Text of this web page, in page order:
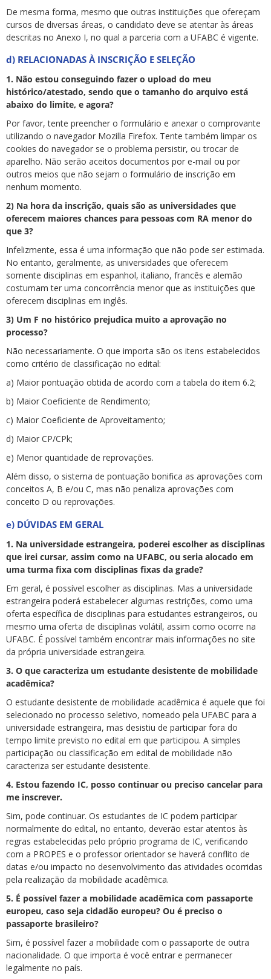
De mesma forma, mesmo que outras instituições que ofereçam
cursos de diversas áreas, o candidato deve se atentar às áreas
descritas no Anexo I, no qual a parceria com a UFABC é vigente.
d) RELACIONADAS À INSCRIÇÃO E SELEÇÃO
1. Não estou conseguindo fazer o upload do meu
histórico/atestado, sendo que o tamanho do arquivo está
abaixo do limite, e agora?
Por favor, tente preencher o formulário e anexar o comprovante
utilizando o navegador Mozilla Firefox. Tente também limpar os
cookies do navegador se o problema persistir, ou trocar de
aparelho. Não serão aceitos documentos por e-mail ou por
outros meios que não sejam o formulário de inscrição em
nenhum momento.
2) Na hora da inscrição, quais são as universidades que
oferecem maiores chances para pessoas com RA menor do
que 3?
Infelizmente, essa é uma informação que não pode ser estimada.
No entanto, geralmente, as universidades que oferecem
somente disciplinas em espanhol, italiano, francês e alemão
costumam ter uma concorrência menor que as instituições que
oferecem disciplinas em inglês.
3) Um F no histórico prejudica muito a aprovação no
processo?
Não necessariamente. O que importa são os itens estabelecidos
como critério de classificação no edital:
a) Maior pontuação obtida de acordo com a tabela do item 6.2;
b) Maior Coeficiente de Rendimento;
c) Maior Coeficiente de Aproveitamento;
d) Maior CP/CPk;
e) Menor quantidade de reprovações.
Além disso, o sistema de pontuação bonifica as aprovações com
conceitos A, B e/ou C, mas não penaliza aprovações com
conceito D ou reprovações.
e) DÚVIDAS EM GERAL
1. Na universidade estrangeira, poderei escolher as disciplinas
que irei cursar, assim como na UFABC, ou seria alocado em
uma turma fixa com disciplinas fixas da grade?
Em geral, é possível escolher as disciplinas. Mas a universidade
estrangeira poderá estabelecer algumas restrições, como uma
oferta específica de disciplinas para estudantes estrangeiros, ou
mesmo uma oferta de disciplinas volátil, assim como ocorre na
UFABC. É possível também encontrar mais informações no site
da própria universidade estrangeira.
3. O que caracteriza um estudante desistente de mobilidade
acadêmica?
O estudante desistente de mobilidade acadêmica é aquele que foi
selecionado no processo seletivo, nomeado pela UFABC para a
universidade estrangeira, mas desistiu de participar fora do
tempo limite previsto no edital em que participou. A simples
participação ou classificação em edital de mobilidade não
caracteriza ser estudante desistente.
4. Estou fazendo IC, posso continuar ou preciso cancelar para
me inscrever.
Sim, pode continuar. Os estudantes de IC podem participar
normalmente do edital, no entanto, deverão estar atentos às
regras estabelecidas pelo próprio programa de IC, verificando
com a PROPES e o professor orientador se haverá conflito de
datas e/ou impacto no desenvolvimento das atividades ocorridas
pela realização da mobilidade acadêmica.
5. É possível fazer a mobilidade acadêmica com passaporte
europeu, caso seja cidadão europeu? Ou é preciso o
passaporte brasileiro?
Sim, é possível fazer a mobilidade com o passaporte de outra
nacionalidade. O que importa é você entrar e permanecer
legalmente no país.